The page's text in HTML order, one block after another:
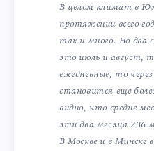
В целом климат в
протяжении всего
так и много. Но
это июль и август,
ежедневные, то
становится еще
видно, что средне
эти два месяца 236
В Москве и в Минске